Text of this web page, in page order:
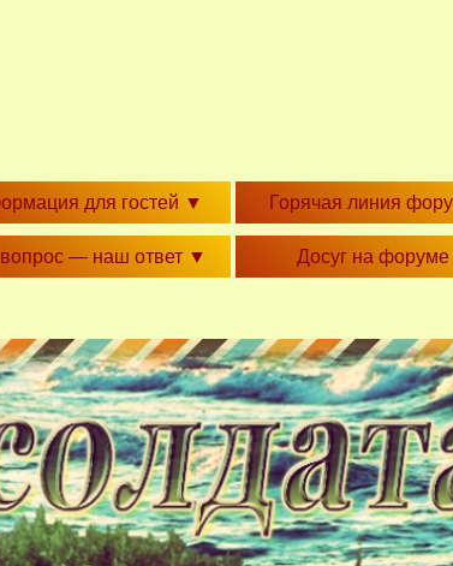
для гостей ▼ Горячая линия
— наш ответ ▼ Досуг на форуме